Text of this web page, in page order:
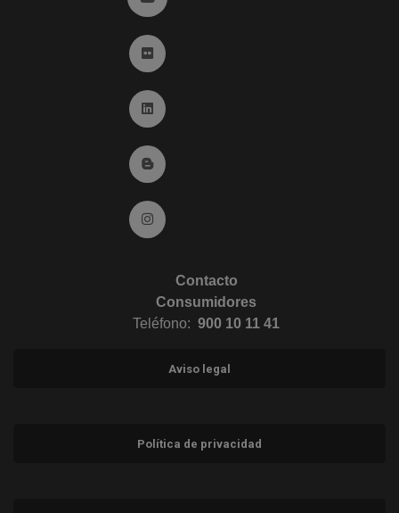
Ir a Flickr (abre en ventana nueva)
Ir a Linkedin (abre en ventana nueva)
Ir al Blog (abre en ventana nueva)
Ir a Instagram (abre en ventana nueva)
Contacto
Consumidores
Teléfono: 900 10 11 41
Aviso legal
Política de privacidad